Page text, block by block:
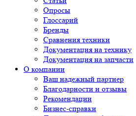
Опросы
Глоссарий
Бренды
Сравнения техники
Документация на технику
Документация на запчасти
О компании
Ваш надежный партнер
Благодарности и отзывы
Рекомендации
Бизнес-справки